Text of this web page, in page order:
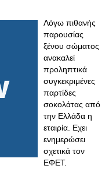
Λόγω πιθανής
παρουσίας
ξένου σώματος
ανακαλεί
προληπτικά
συγκεκριμένες
παρτίδες
σοκολάτας από
την Ελλάδα η
εταιρία. Εχει
ενημερώσει
σχετικά τον
ΕΦΕΤ.